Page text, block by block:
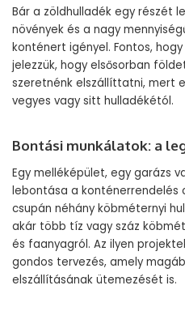
Bár a zöldhulladék egy részét
növények és a nagy
konténert igényel. Fontos,
jelezzük, hogy elsősorban
szeretnénk elszállíttatni, mert
vegyes vagy sitt hulladékétól.
Bontási munkálatok: a
Egy melléképület, egy garázs
lebontása a konténerrendelés
csupán néhány köbméternyi
akár több tíz vagy száz
és faanyagról. Az ilyen
gondos tervezés, amely
elszállításának ütemezését is.